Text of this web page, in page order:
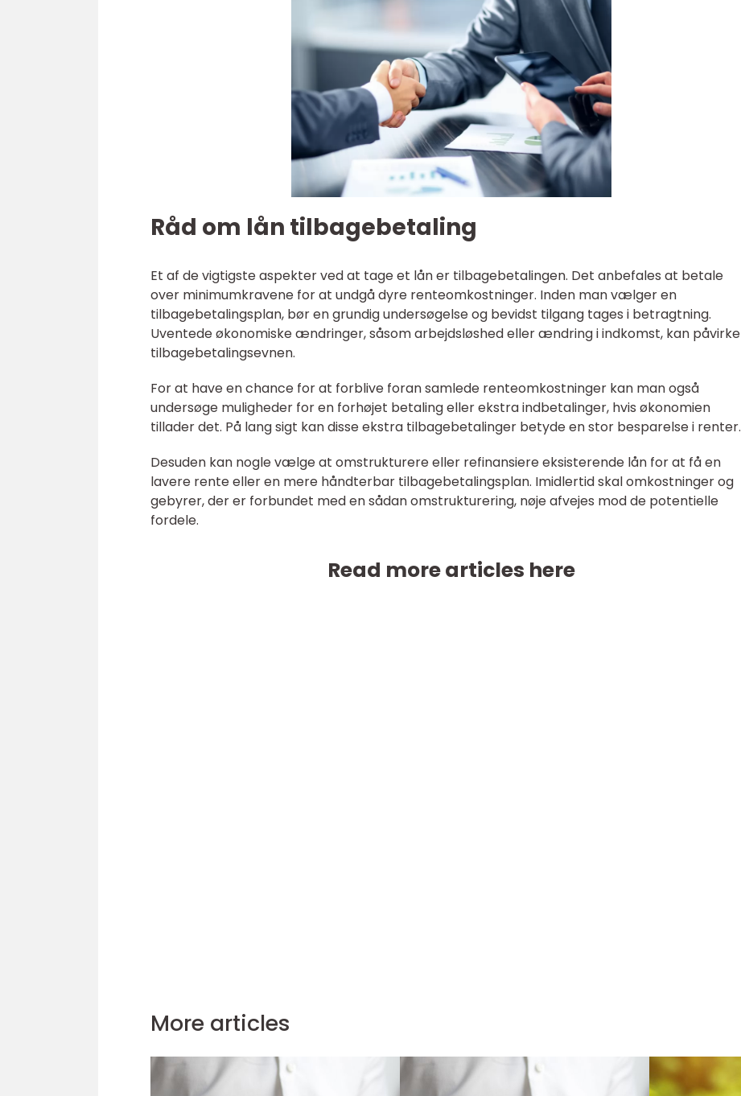
Råd om lån tilbagebetaling
Et af de vigtigste aspekter ved at tage et lån er tilbagebetalingen. Det anbefales at betale
over minimumkravene for at undgå dyre renteomkostninger. Inden man vælger en
tilbagebetalingsplan, bør en grundig undersøgelse og bevidst tilgang tages i betragtning.
Uventede økonomiske ændringer, såsom arbejdsløshed eller ændring i indkomst, kan påvirke
tilbagebetalingsevnen.
For at have en chance for at forblive foran samlede renteomkostninger kan man også
undersøge muligheder for en forhøjet betaling eller ekstra indbetalinger, hvis økonomien
tillader det. På lang sigt kan disse ekstra tilbagebetalinger betyde en stor besparelse i renter.
Desuden kan nogle vælge at omstrukturere eller refinansiere eksisterende lån for at få en
lavere rente eller en mere håndterbar tilbagebetalingsplan. Imidlertid skal omkostninger og
gebyrer, der er forbundet med en sådan omstrukturering, nøje afvejes mod de potentielle
fordele.
Read more articles here
More articles